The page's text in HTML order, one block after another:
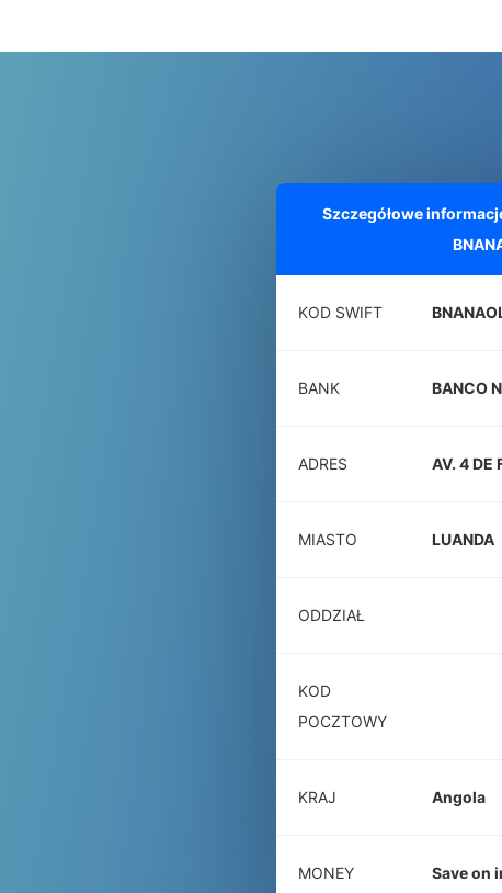
Szczegółowe
KOD SWIFT
BANK BANCO
ADRES AV. 4 DE
MIASTO LUANDA
ODDZIAŁ
KOD
POCZTOWY
KRAJ Angola
MONEY
Save on